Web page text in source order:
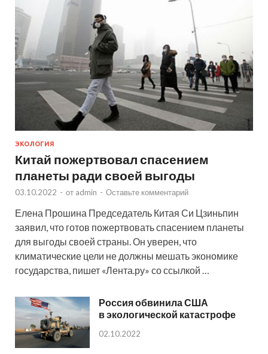
ЭКОЛОГИЯ
Китай пожертвовал спасением
планеты ради своей выгоды
03.10.2022 - от admin - Оставьте комментарий
Елена Прошина Председатель Китая Си Цзиньпин
заявил, что готов пожертвовать спасением планеты
для выгоды своей страны. Он уверен, что
климатические цели не должны мешать экономике
государства, пишет «Лента.ру» со ссылкой …
Россия обвинила США
в экологической катастрофе
02.10.2022